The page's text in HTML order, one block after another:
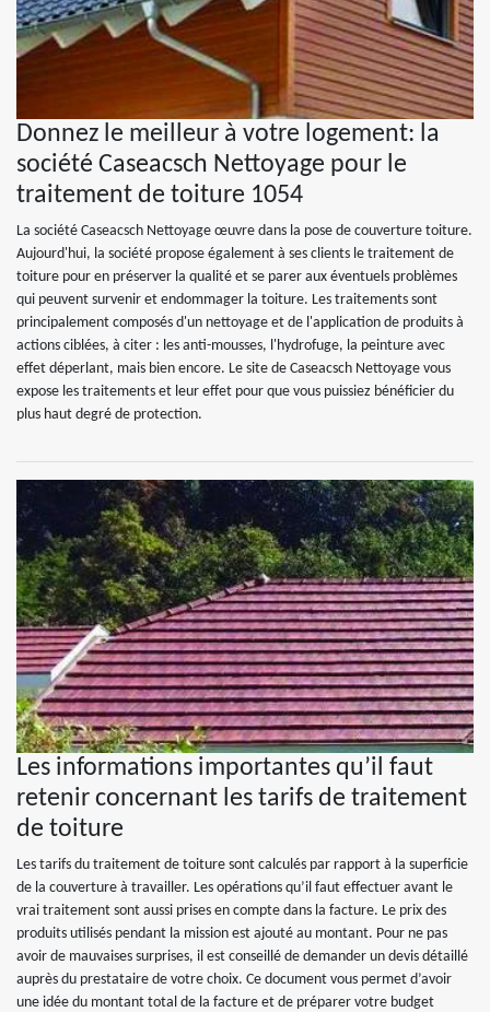
Donnez le meilleur à votre logement: la
société Caseacsch Nettoyage pour le
traitement de toiture 1054
La société Caseacsch Nettoyage œuvre dans la pose de couverture toiture.
Aujourd'hui, la société propose également à ses clients le traitement de
toiture pour en préserver la qualité et se parer aux éventuels problèmes
qui peuvent survenir et endommager la toiture. Les traitements sont
principalement composés d'un nettoyage et de l'application de produits à
actions ciblées, à citer : les anti-mousses, l'hydrofuge, la peinture avec
effet déperlant, mais bien encore. Le site de Caseacsch Nettoyage vous
expose les traitements et leur effet pour que vous puissiez bénéficier du
plus haut degré de protection.
Les informations importantes qu’il faut
retenir concernant les tarifs de traitement
de toiture
Les tarifs du traitement de toiture sont calculés par rapport à la superficie
de la couverture à travailler. Les opérations qu’il faut effectuer avant le
vrai traitement sont aussi prises en compte dans la facture. Le prix des
produits utilisés pendant la mission est ajouté au montant. Pour ne pas
avoir de mauvaises surprises, il est conseillé de demander un devis détaillé
auprès du prestataire de votre choix. Ce document vous permet d’avoir
une idée du montant total de la facture et de préparer votre budget